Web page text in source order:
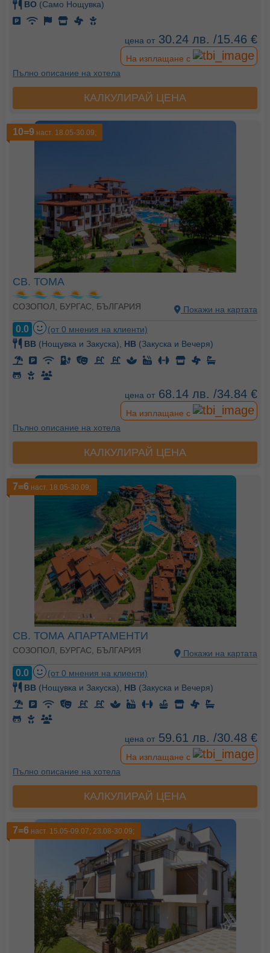
BO (Само Нощувка)
цена от 30.24 лв. /15.46 €
На изплащане с
Пълно описание на хотела
КАЛКУЛИРАЙ ЦЕНА
10=9 наст. 18.05-30.09;
СВ. ТОМА
СОЗОПОЛ, БУРГАС, БЪЛГАРИЯ Покажи на картата
0.0
(от 0 мнения на клиенти)
BB (Нощувка и Закуска), HB (Закуска и Вечеря)
цена от 68.14 лв. /34.84 €
На изплащане с
Пълно описание на хотела
КАЛКУЛИРАЙ ЦЕНА
7=6 наст. 18.05-30.09;
СВ. ТОМА АПАРТАМЕНТИ
СОЗОПОЛ, БУРГАС, БЪЛГАРИЯ Покажи на картата
0.0
(от 0 мнения на клиенти)
BB (Нощувка и Закуска), HB (Закуска и Вечеря)
цена от 59.61 лв. /30.48 €
На изплащане с
Пълно описание на хотела
КАЛКУЛИРАЙ ЦЕНА
7=6 наст. 15.05-09.07; 23.08-30.09;